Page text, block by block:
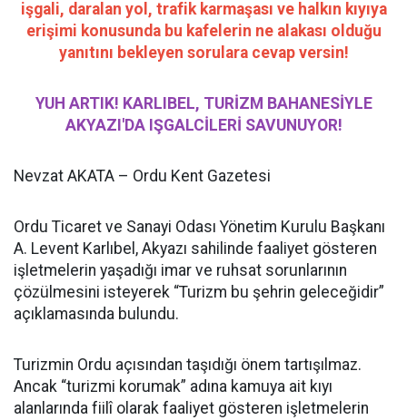
işgali, daralan yol, trafik karmaşası ve halkın kıyıya
erişimi konusunda bu kafelerin ne alakası olduğu
yanıtını bekleyen sorulara cevap versin!
YUH ARTIK! KARLIBEL, TURİZM BAHANESİYLE
AKYAZI'DA IŞGALCİLERİ SAVUNUYOR!
Nevzat AKATA – Ordu Kent Gazetesi
Ordu Ticaret ve Sanayi Odası Yönetim Kurulu Başkanı
A. Levent Karlıbel, Akyazı sahilinde faaliyet gösteren
işletmelerin yaşadığı imar ve ruhsat sorunlarının
çözülmesini isteyerek “Turizm bu şehrin geleceğidir”
açıklamasında bulundu.
Turizmin Ordu açısından taşıdığı önem tartışılmaz.
Ancak “turizmi korumak” adına kamuya ait kıyı
alanlarında fiilî olarak faaliyet gösteren işletmelerin